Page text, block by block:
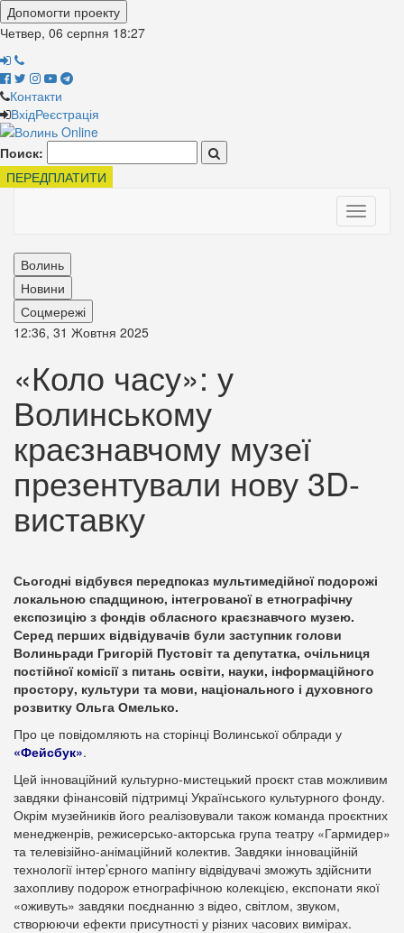
Допомогти проекту
Четвер, 06 серпня 18:27
Контакти
ВхідРеєстрація
Поиск:
ПЕРЕДПЛАТИТИ
Toggle
Волинь
Новини
Соцмережі
12:36, 31 Жовтня 2025
«Коло часу»: у
Волинському
краєзнавчому музеї
презентували нову 3D-
виставку
Сьогодні відбувся передпоказ мультимедійної подорожі
локальною спадщиною, інтегрованої в етнографічну
експозицію з фондів обласного краєзнавчого музею.
Серед перших відвідувачів були заступник голови
Волиньради Григорій Пустовіт та депутатка, очільниця
постійної комісії з питань освіти, науки, інформаційного
простору, культури та мови, національного і духовного
розвитку Ольга Омелько.
Про це повідомляють на сторінці Волинської облради у
«Фейсбук».
Цей інноваційний культурно-мистецький проєкт став можливим
завдяки фінансовій підтримці Українського культурного фонду.
Окрім музейників його реалізовували також команда проєктних
менедженрів, режисерсько-акторська група театру «Гармидер»
та телевізійно-анімаційний колектив. Завдяки інноваційній
технології інтер’єрного мапінгу відвідувачі зможуть здійснити
захопливу подорож етнографічною колекцією, експонати якої
«оживуть» завдяки поєднанню з відео, світлом, звуком,
створюючи ефекти присутності у різних часових вимірах.